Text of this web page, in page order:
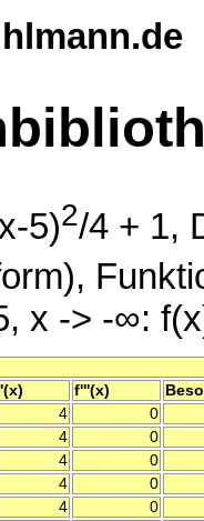
5)2/4 + 1,
x -> -∞:
f'''(x)
4
0
4
0
4
0
4
0
4
0